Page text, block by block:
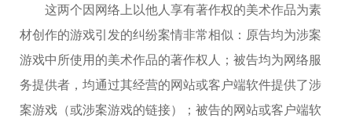
这两个因网络上以他人享有著作权的美术作品为素
材创作的游戏引发的纠纷案情非常相似：原告均为涉案
游戏中所使用的美术作品的著作权人；被告均为网络服
务提供者，均通过其经营的网站或客户端软件提供了涉
案游戏（或涉案游戏的链接）；被告的网站或客户端软